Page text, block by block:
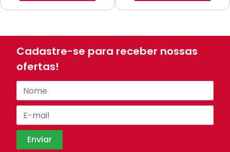
Cadastre-se para receber nossas
ofertas!